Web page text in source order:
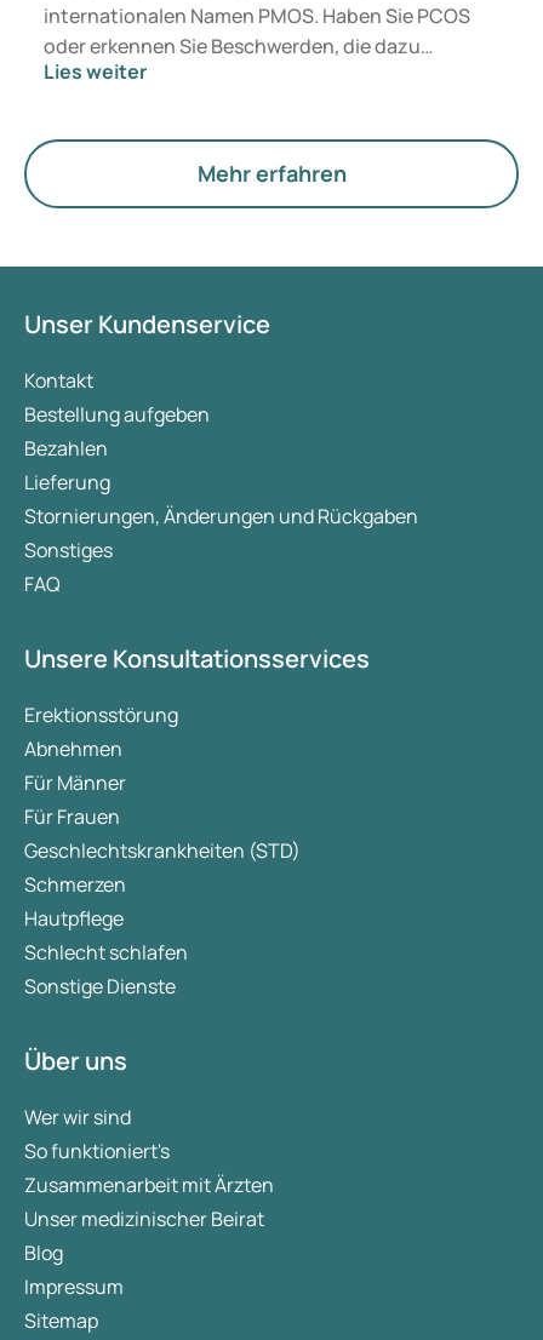
internationalen Namen PMOS. Haben Sie PCOS
oder erkennen Sie Beschwerden, die dazu
passen? Medizinisch ändert sich vorerst nichts.
Hormone, den Stoffwechsel und die Funktion der
Lies weiter
Mehr erfahren
Unser Kundenservice
Kontakt
Bestellung aufgeben
Bezahlen
Lieferung
Stornierungen, Änderungen und Rückgaben
Sonstiges
FAQ
Unsere Konsultationsservices
Erektionsstörung
Abnehmen
Für Männer
Für Frauen
Geschlechtskrankheiten (STD)
Schmerzen
Hautpflege
Schlecht schlafen
Sonstige Dienste
Über uns
Wer wir sind
So funktioniert's
Zusammenarbeit mit Ärzten
Unser medizinischer Beirat
Blog
Impressum
Sitemap